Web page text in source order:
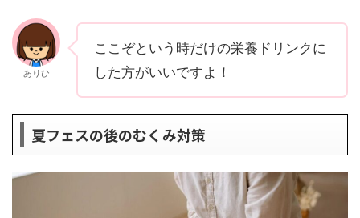
ありひ
ここぞという時だけの栄養ドリンクに
した方がいいですよ！
夏フェスの後のむくみ対策